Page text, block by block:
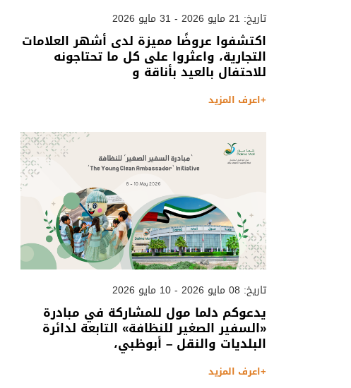
تاريخ: 21 مايو 2026 - 31 مايو 2026
اكتشفوا عروضًا مميزة لدى أشهر العلامات
التجارية، واعثروا على كل ما تحتاجونه
للاحتفال بالعيد بأناقة و
+اعرف المزيد
تاريخ: 08 مايو 2026 - 10 مايو 2026
يدعوكم دلما مول للمشاركة في مبادرة
«السفير الصغير للنظافة» التابعة لدائرة
البلديات والنقل – أبوظبي،
+اعرف المزيد